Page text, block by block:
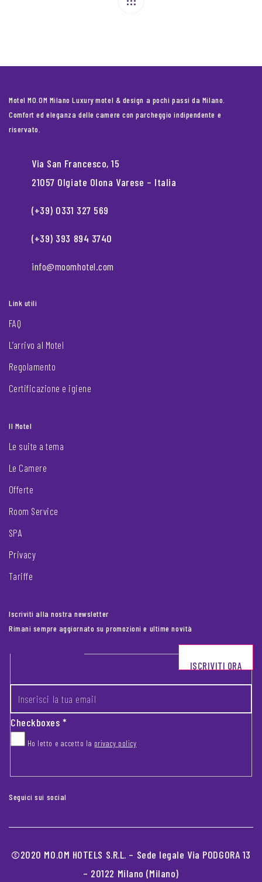
Motel MO.OM Milano Luxury motel & design a pochi passi da Milano.
Comfort ed eleganza delle camere con parcheggio indipendente e
riservato.
Via San Francesco, 15
21057 Olgiate Olona Varese – Italia
(+39) 0331 327 569
(+39) 393 894 3740
info@moomhotel.com
Link utili
FAQ
L’arrivo al Motel
Regolamento
Certificazione e igiene
Il Motel
Le suite a tema
Le Camere
Offerte
Room Service
SPA
Privacy
Tariffe
Iscriviti alla nostra newsletter
Rimani sempre aggiornato su promozioni e ultime novità
Footer newsletter
Checkboxes*
Ho letto e accetto la privacy policy
ISCRIVITI ORA
Seguici sui social
©2020 MO.OM HOTELS S.R.L. – Sede legale Via PODGORA 13
– 20122 Milano (Milano)